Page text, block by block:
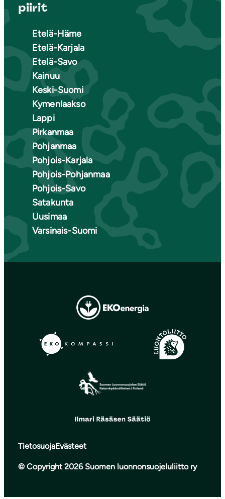
piirit
Etelä-Häme
Etelä-Karjala
Etelä-Savo
Kainuu
Keski-Suomi
Kymenlaakso
Lappi
Pirkanmaa
Pohjanmaa
Pohjois-Karjala
Pohjois-Pohjanmaa
Pohjois-Savo
Satakunta
Uusimaa
Varsinais-Suomi
TietosuojaEvästeet
© Copyright 2026 Suomen luonnonsuojeluliitto ry